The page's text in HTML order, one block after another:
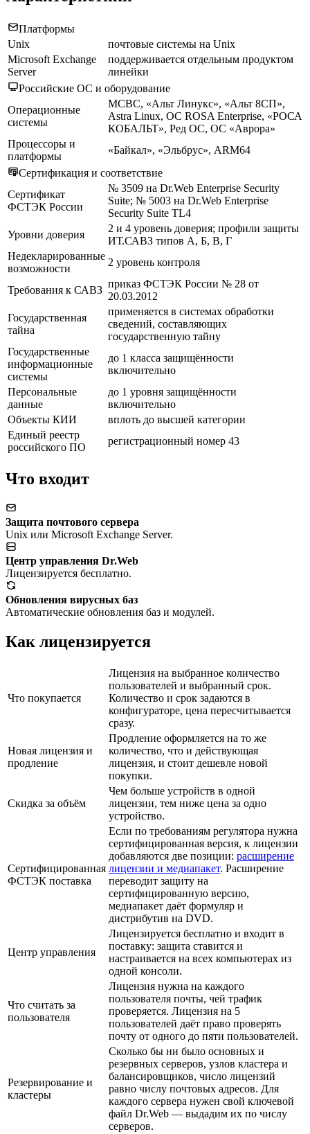
Платформы
Unix
почтовые системы на Unix
Microsoft Exchange
Server
поддерживается отдельным продуктом
линейки
Российские ОС и оборудование
Операционные
системы
МСВС, «Альт Линукс», «Альт 8СП»,
Astra Linux, ОС ROSA Enterprise, «РОСА
КОБАЛЬТ», Ред ОС, ОС «Аврора»
Процессоры и
платформы
«Байкал», «Эльбрус», ARM64
Сертификация и соответствие
Сертификат
ФСТЭК России
№ 3509 на Dr.Web Enterprise Security
Suite; № 5003 на Dr.Web Enterprise
Security Suite TL4
Уровни доверия
2 и 4 уровень доверия; профили защиты
ИТ.САВЗ типов А, Б, В, Г
Недекларированные
возможности
2 уровень контроля
Требования к САВЗ
приказ ФСТЭК России № 28 от
20.03.2012
Государственная
тайна
применяется в системах обработки
сведений, составляющих
государственную тайну
Государственные
информационные
системы
до 1 класса защищённости
включительно
Персональные
данные
до 1 уровня защищённости
включительно
Объекты КИИ
вплоть до высшей категории
Единый реестр
российского ПО
регистрационный номер 43
Что входит
Защита почтового сервера
Unix или Microsoft Exchange Server.
Центр управления Dr.Web
Лицензируется бесплатно.
Обновления вирусных баз
Автоматические обновления баз и модулей.
Как лицензируется
Что покупается
Лицензия на выбранное количество
пользователей и выбранный срок.
Количество и срок задаются в
конфигураторе, цена пересчитывается
сразу.
Новая лицензия и
продление
Продление оформляется на то же
количество, что и действующая
лицензия, и стоит дешевле новой
покупки.
Скидка за объём
Чем больше устройств в одной
лицензии, тем ниже цена за одно
устройство.
Сертифицированная
ФСТЭК поставка
Если по требованиям регулятора нужна
сертифицированная версия, к лицензии
добавляются две позиции: расширение
лицензии и медиапакет. Расширение
переводит защиту на
сертифицированную версию,
медиапакет даёт формуляр и
дистрибутив на DVD.
Центр управления
Лицензируется бесплатно и входит в
поставку: защита ставится и
настраивается на всех компьютерах из
одной консоли.
Что считать за
пользователя
Лицензия нужна на каждого
пользователя почты, чей трафик
проверяется. Лицензия на 5
пользователей даёт право проверять
почту от одного до пяти пользователей.
Резервирование и
кластеры
Сколько бы ни было основных и
резервных серверов, узлов кластера и
балансировщиков, число лицензий
равно числу почтовых адресов. Для
каждого сервера нужен свой ключевой
файл Dr.Web — выдадим их по числу
серверов.